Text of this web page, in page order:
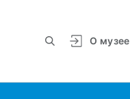
О музее